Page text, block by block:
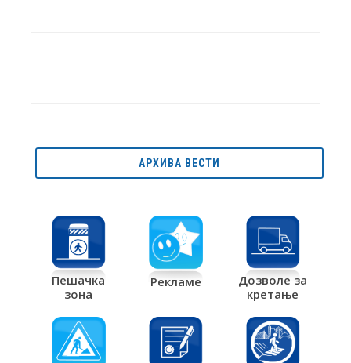
АРХИВА ВЕСТИ
Пешачка
зона
Рекламе
Дозволе за
кретање